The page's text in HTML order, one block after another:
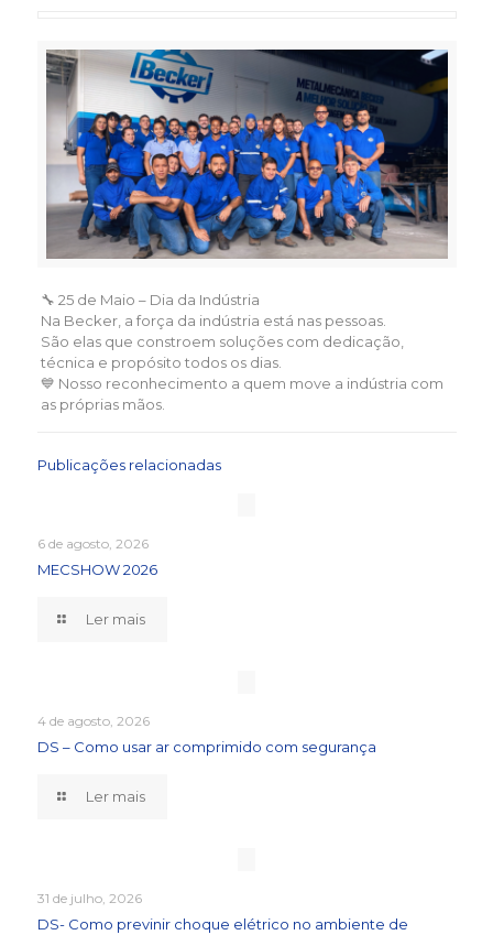
🔧 25 de Maio – Dia da Indústria
Na Becker, a força da indústria está nas pessoas.
São elas que constroem soluções com dedicação,
técnica e propósito todos os dias.
💙 Nosso reconhecimento a quem move a indústria com
as próprias mãos.
Publicações relacionadas
6 de agosto, 2026
MECSHOW 2026
Ler mais
4 de agosto, 2026
DS – Como usar ar comprimido com segurança
Ler mais
31 de julho, 2026
DS- Como previnir choque elétrico no ambiente de